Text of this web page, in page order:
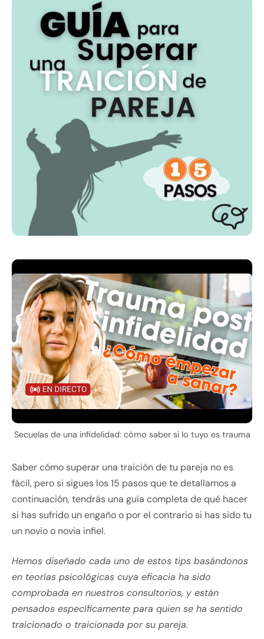
Secuelas de una infidelidad: cómo saber si lo tuyo es trauma
Saber cómo superar una traición de tu pareja no es
fácil, pero si sigues los 15 pasos que te detallamos a
continuación, tendrás una guía completa de qué hacer
si has sufrido un engaño o por el contrario si has sido tu
un novio o novia infiel.
Hemos diseñado cada uno de estos tips basándonos
en teorías psicológicas cuya eficacia ha sido
comprobada en nuestros consultorios, y están
pensados específicamente para quien se ha sentido
traicionado o traicionada por su pareja.